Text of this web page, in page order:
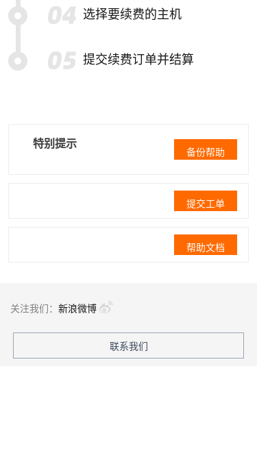
选择要续费的主机
提交续费订单并结算
特别提示
备份帮助
提交工单
帮助文档